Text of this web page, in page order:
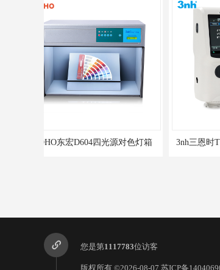
3nh三恩时TS7010分光精密色差仪
您是第1117783位访客
版权所有 ©2026-08-07 苏ICP备